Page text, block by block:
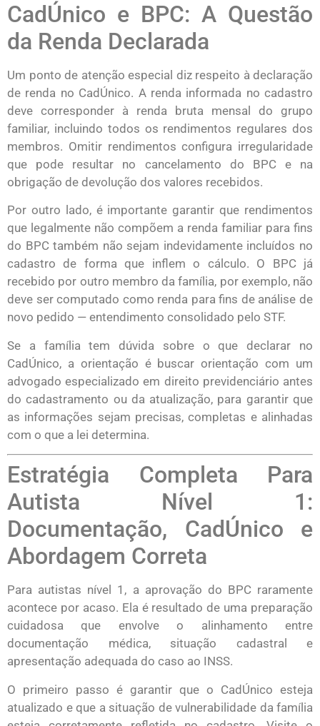
CadÚnico e BPC: A Questão
da Renda Declarada
Um ponto de atenção especial diz respeito à declaração
de renda no CadÚnico. A renda informada no cadastro
deve corresponder à renda bruta mensal do grupo
familiar, incluindo todos os rendimentos regulares dos
membros. Omitir rendimentos configura irregularidade
que pode resultar no cancelamento do BPC e na
obrigação de devolução dos valores recebidos.
Por outro lado, é importante garantir que rendimentos
que legalmente não compõem a renda familiar para fins
do BPC também não sejam indevidamente incluídos no
cadastro de forma que inflem o cálculo. O BPC já
recebido por outro membro da família, por exemplo, não
deve ser computado como renda para fins de análise de
novo pedido — entendimento consolidado pelo STF.
Se a família tem dúvida sobre o que declarar no
CadÚnico, a orientação é buscar orientação com um
advogado especializado em direito previdenciário antes
do cadastramento ou da atualização, para garantir que
as informações sejam precisas, completas e alinhadas
com o que a lei determina.
Estratégia Completa Para
Autista Nível 1:
Documentação, CadÚnico e
Abordagem Correta
Para autistas nível 1, a aprovação do BPC raramente
acontece por acaso. Ela é resultado de uma preparação
cuidadosa que envolve o alinhamento entre
documentação médica, situação cadastral e
apresentação adequada do caso ao INSS.
O primeiro passo é garantir que o CadÚnico esteja
atualizado e que a situação de vulnerabilidade da família